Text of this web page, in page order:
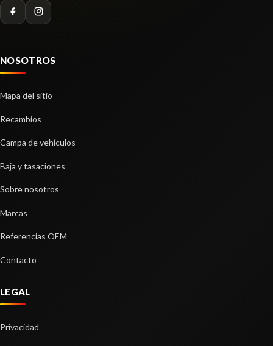
MODULO ELECTRONICO 5Q0907561B /
NOSOTROS
Mapa del sitio
Recambios
Campa de vehículos
Baja y tasaciones
Sobre nosotros
Marcas
Referencias OEM
Contacto
LEGAL
Privacidad